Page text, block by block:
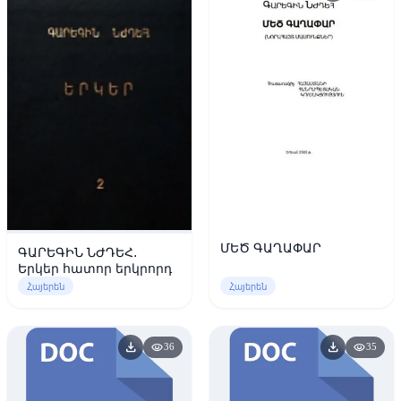
ԳԱՐԵԳԻՆ ՆԺԴԵՀ.
Երկեր հատոր երկրորդ
Հայերեն
ՄԵԾ ԳԱՂԱՓԱՐ
Հայերեն
download visibility36 download visibility35